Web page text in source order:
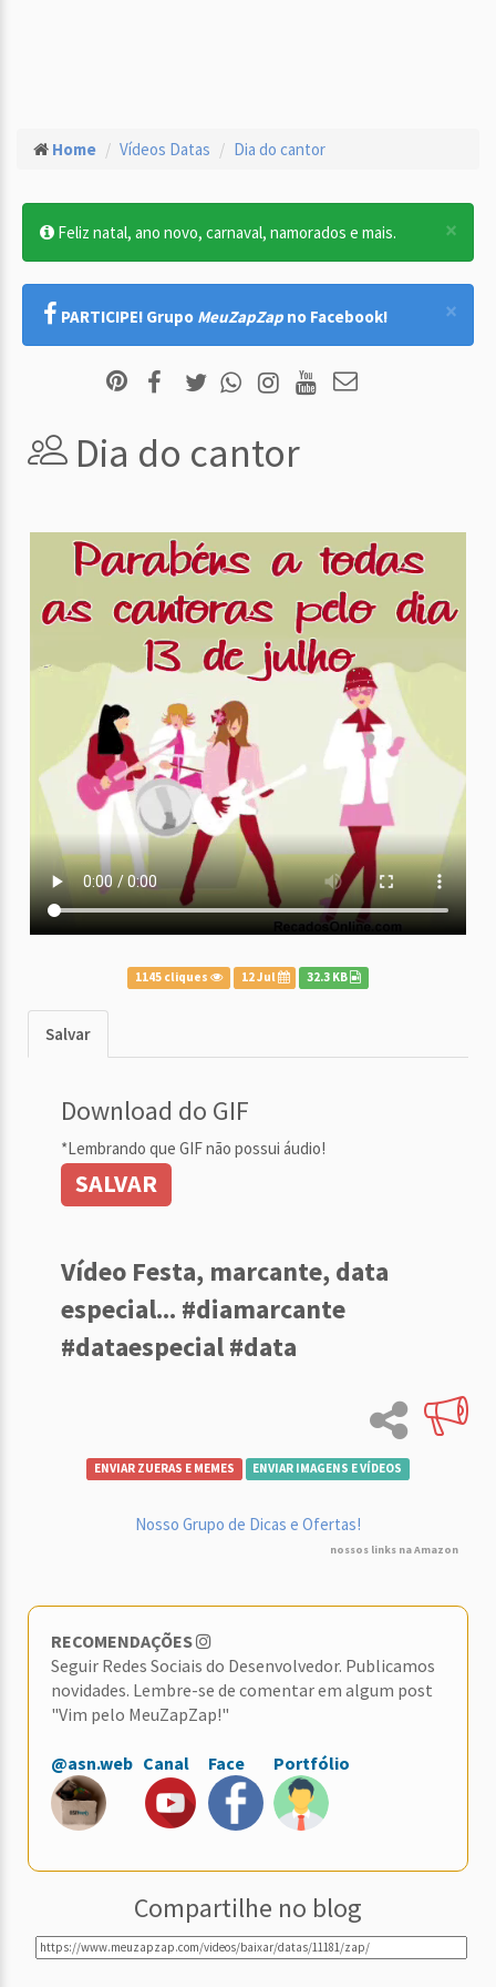
Home Vídeos Datas Dia do cantor
×
Feliz natal, ano novo, carnaval, namorados e mais.
×
PARTICIPE! Grupo MeuZapZap no Facebook!
Dia do cantor
1145 cliques 12 Jul 32.3 KB
Salvar
Download do GIF
*Lembrando que GIF não possui áudio!
SALVAR
Vídeo Festa, marcante, data
especial... #diamarcante
#dataespecial #data
ENVIAR ZUERAS E MEMES ENVIAR IMAGENS E VÍDEOS
Nosso Grupo de Dicas e Ofertas!
nossos links na Amazon
RECOMENDAÇÕES
Seguir Redes Sociais do Desenvolvedor. Publicamos
novidades. Lembre-se de comentar em algum post
"Vim pelo MeuZapZap!"
@asn.web Canal Face Portfólio
Compartilhe no blog